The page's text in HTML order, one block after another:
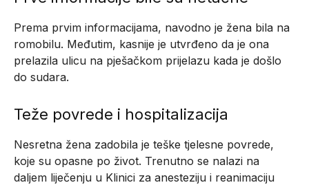
Prema prvim informacijama, navodno je žena bila na
romobilu. Međutim, kasnije je utvrđeno da je ona
prelazila ulicu na pješačkom prijelazu kada je došlo
do sudara.
Teže povrede i hospitalizacija
Nesretna žena zadobila je teške tjelesne povrede,
koje su opasne po život. Trenutno se nalazi na
daljem liječenju u Klinici za anesteziju i reanimaciju